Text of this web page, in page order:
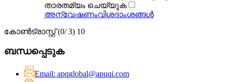
താരതമ്യം ചെയ്യുക
അന്വേഷണംവിശദാംശങ്ങൾ
കോൺട്രാസ്റ്റ് (0/ 3) 10
ബന്ധപ്പെടുക
Email: apqglobal@apuqi.com